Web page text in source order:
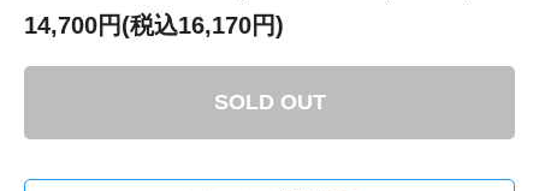
14,700円(税込16,170円)
SOLD OUT